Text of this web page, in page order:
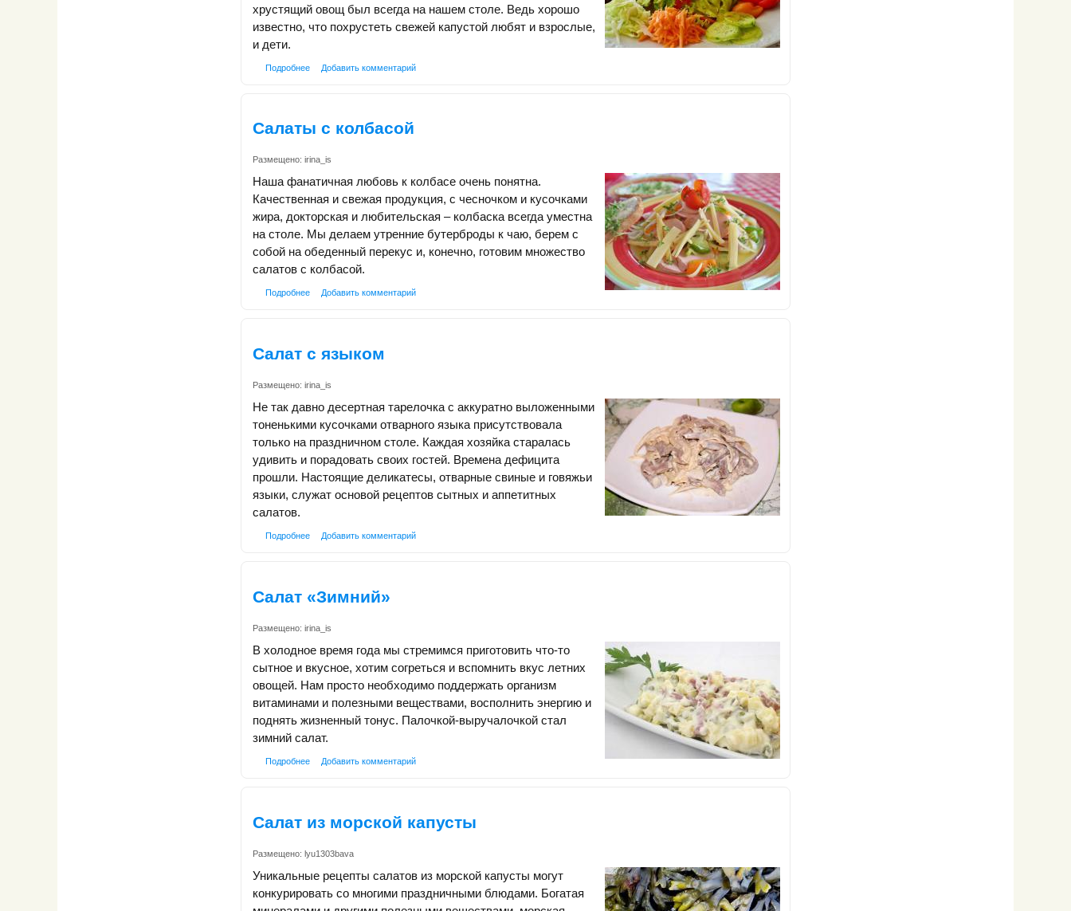
хрустящий овощ был всегда на нашем столе. Ведь хорошо
известно, что похрустеть свежей капустой любят и взрослые,
и дети.
Подробнее Добавить комментарий
Салаты с колбасой
Размещено: irina_is
Наша фанатичная любовь к колбасе очень понятна.
Качественная и свежая продукция, с чесночком и кусочками
жира, докторская и любительская – колбаска всегда уместна
на столе. Мы делаем утренние бутерброды к чаю, берем с
собой на обеденный перекус и, конечно, готовим множество
салатов с колбасой.
Подробнее Добавить комментарий
Салат с языком
Размещено: irina_is
Не так давно десертная тарелочка с аккуратно выложенными
тоненькими кусочками отварного языка присутствовала
только на праздничном столе. Каждая хозяйка старалась
удивить и порадовать своих гостей. Времена дефицита
прошли. Настоящие деликатесы, отварные свиные и говяжьи
языки, служат основой рецептов сытных и аппетитных
салатов.
Подробнее Добавить комментарий
Салат «Зимний»
Размещено: irina_is
В холодное время года мы стремимся приготовить что-то
сытное и вкусное, хотим согреться и вспомнить вкус летних
овощей. Нам просто необходимо поддержать организм
витаминами и полезными веществами, восполнить энергию и
поднять жизненный тонус. Палочкой-выручалочкой стал
зимний салат.
Подробнее Добавить комментарий
Салат из морской капусты
Размещено: lyu1303bava
Уникальные рецепты салатов из морской капусты могут
конкурировать со многими праздничными блюдами. Богатая